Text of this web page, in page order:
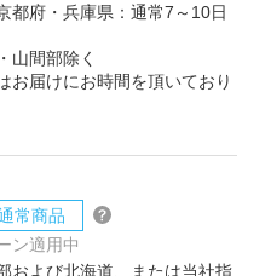
都府・兵庫県：通常7～10日
山間部除く
お届けにお時間を頂いており
常商品
ン適用中
および北海道、または当社指